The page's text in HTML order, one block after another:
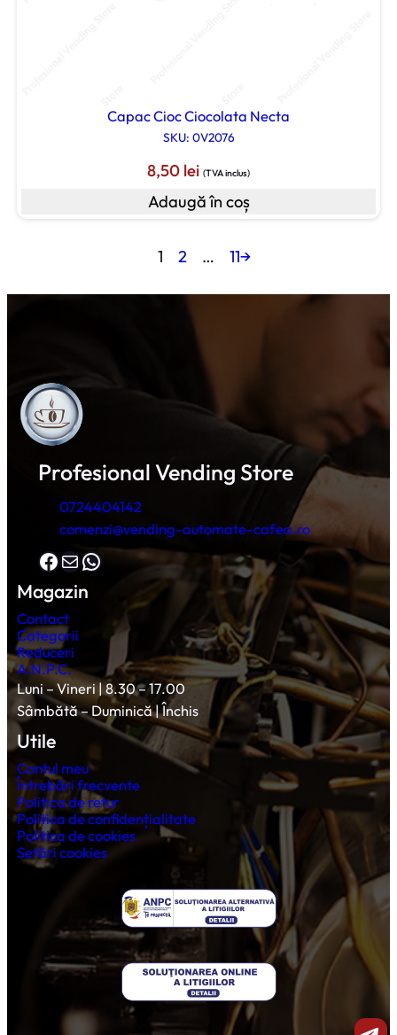
Capac Cioc Ciocolata Necta
SKU: 0V2076
8,50 lei (TVA inclus)
Adaugă în coș
1 2 … 11→
Profesional Vending Store
0724404142
comenzi@vending-automate-cafea.ro
Facebook Mail WhatsApp
Magazin
Contact
Categorii
Reduceri
A.N.P.C.
Luni – Vineri | 8.30 – 17.00
Sâmbătă – Duminică | Închis
Utile
Contul meu
Întrebări frecvente
Politica de retur
Politica de confidențialitate
Politica de cookies
Setări cookies